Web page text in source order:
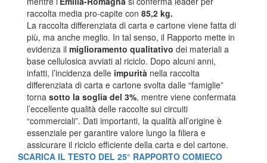
raccolta media pro-capite con 85,2 kg.
La raccolta differenziata di carta e cartone viene fatta di
più, ma anche meglio. In tal senso, il Rapporto mette in
evidenza il miglioramento qualitativo dei materiali a
base cellulosica avviati al riciclo. Dopo alcuni anni,
infatti, l’incidenza delle impurità nella raccolta
differenziata di carta e cartone svolta dalle “famiglie”
torna sotto la soglia del 3%, mentre viene confermata
l’eccellente qualità delle raccolte sui circuiti
“commerciali”. Dati importanti, la qualità all’origine è
essenziale per garantire valore lungo la filiera e
assicurare il riciclo efficiente della carta e del cartone.
SCARICA IL TESTO DEL 25° RAPPORTO COMIECO